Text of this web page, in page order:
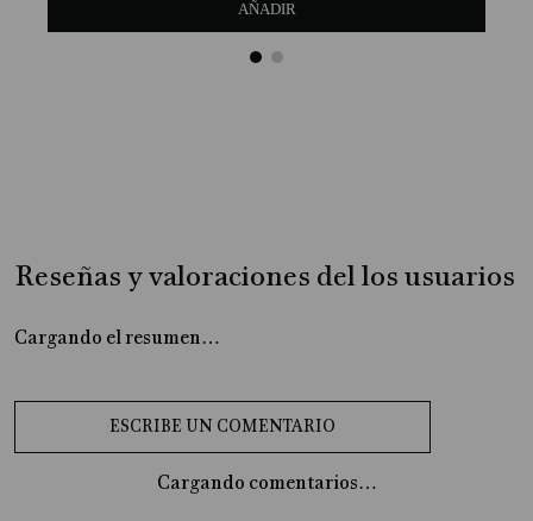
AÑADIR
Reseñas y valoraciones del los usuarios
Cargando el resumen…
Cargando comentarios…